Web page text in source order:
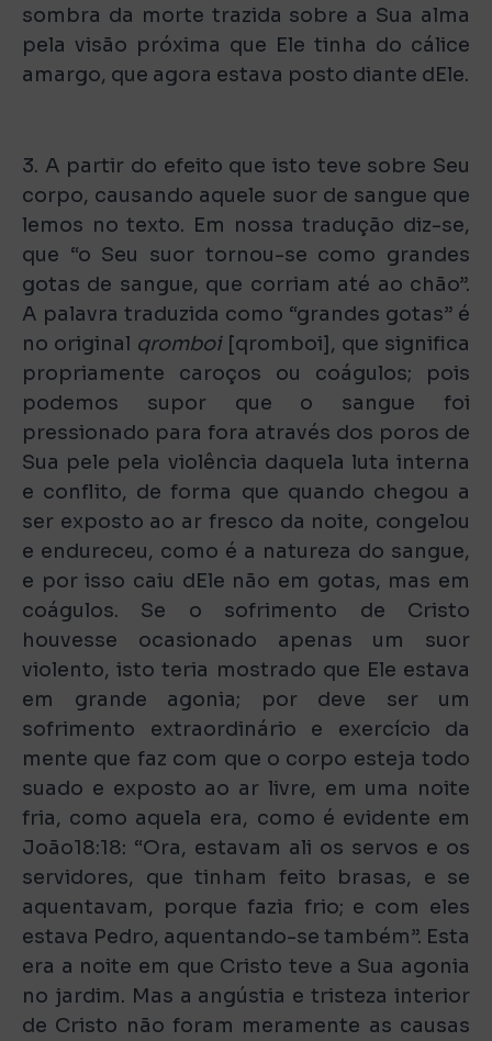
sombra da morte trazida sobre a Sua alma
pela visão próxima que Ele tinha do cálice
amargo, que agora estava posto diante dEle.
3. A partir do efeito que isto teve sobre Seu
corpo, causando aquele suor de sangue que
lemos no texto. Em nossa tradução diz-se,
que “o Seu suor tornou-se como grandes
gotas de sangue, que corriam até ao chão”.
A palavra traduzida como “grandes gotas” é
no original qromboi[qromboi], que significa
propriamente caroços ou coágulos; pois
podemos supor que o sangue foi
pressionado para fora através dos poros de
Sua pele pela violência daquela luta interna
e conflito, de forma que quando chegou a
ser exposto ao ar fresco da noite, congelou
e endureceu, como é a natureza do sangue,
e por isso caiu dEle não em gotas, mas em
coágulos. Se o sofrimento de Cristo
houvesse ocasionado apenas um suor
violento, isto teria mostrado que Ele estava
em grande agonia; por deve ser um
sofrimento extraordinário e exercício da
mente que faz com que o corpo esteja todo
suado e exposto ao ar livre, em uma noite
fria, como aquela era, como é evidente em
João18:18: “Ora, estavam ali os servos e os
servidores, que tinham feito brasas, e se
aquentavam, porque fazia frio; e com eles
estava Pedro, aquentando-se também”. Esta
era a noite em que Cristo teve a Sua agonia
no jardim. Mas a angústia e tristeza interior
de Cristo não foram meramente as causas